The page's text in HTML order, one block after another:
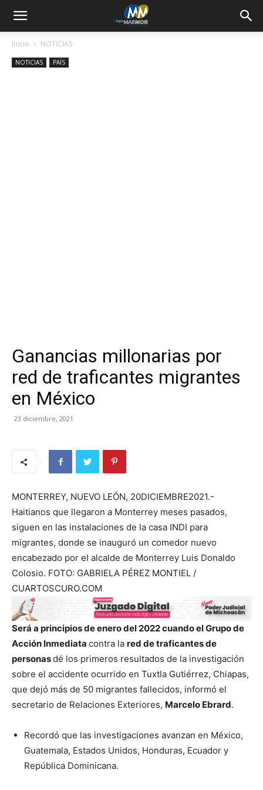
Inicio NOTICIAS
NOTICIAS PAÍS
Ganancias millonarias por
red de traficantes migrantes
en México
23 diciembre, 2021
MONTERREY, NUEVO LEÓN, 20DICIEMBRE2021.-
Haitianos que llegaron a Monterrey meses pasados,
siguen en las instalaciones de la casa INDI para
migrantes, donde se inauguró un comedor nuevo
encabezado por el alcalde de Monterrey Luis Donaldo
Colosio. FOTO: GABRIELA PÉREZ MONTIEL /
CUARTOSCURO.COM
Será a principios de enero del 2022 cuando el Grupo de
Acción Inmediata contra la red de traficantes de
personasdé los primeros resultados de la investigación
sobre el accidente ocurrido en Tuxtla Gutiérrez, Chiapas,
que dejó más de 50 migrantes fallecidos, informó el
secretario de Relaciones Exteriores, Marcelo Ebrard.
Recordó que las investigaciones avanzan en México,
Guatemala, Estados Unidos, Honduras, Ecuador y
República Dominicana.